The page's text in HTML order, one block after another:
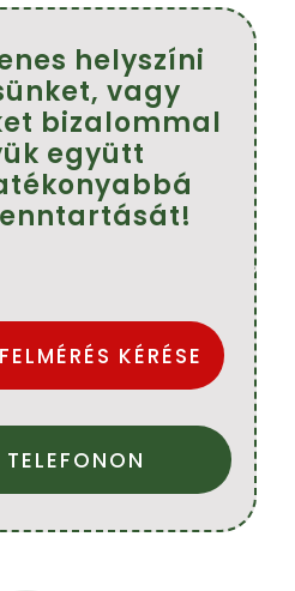
helyszíni
vagy
bizalommal
együtt
KÉRÉSE